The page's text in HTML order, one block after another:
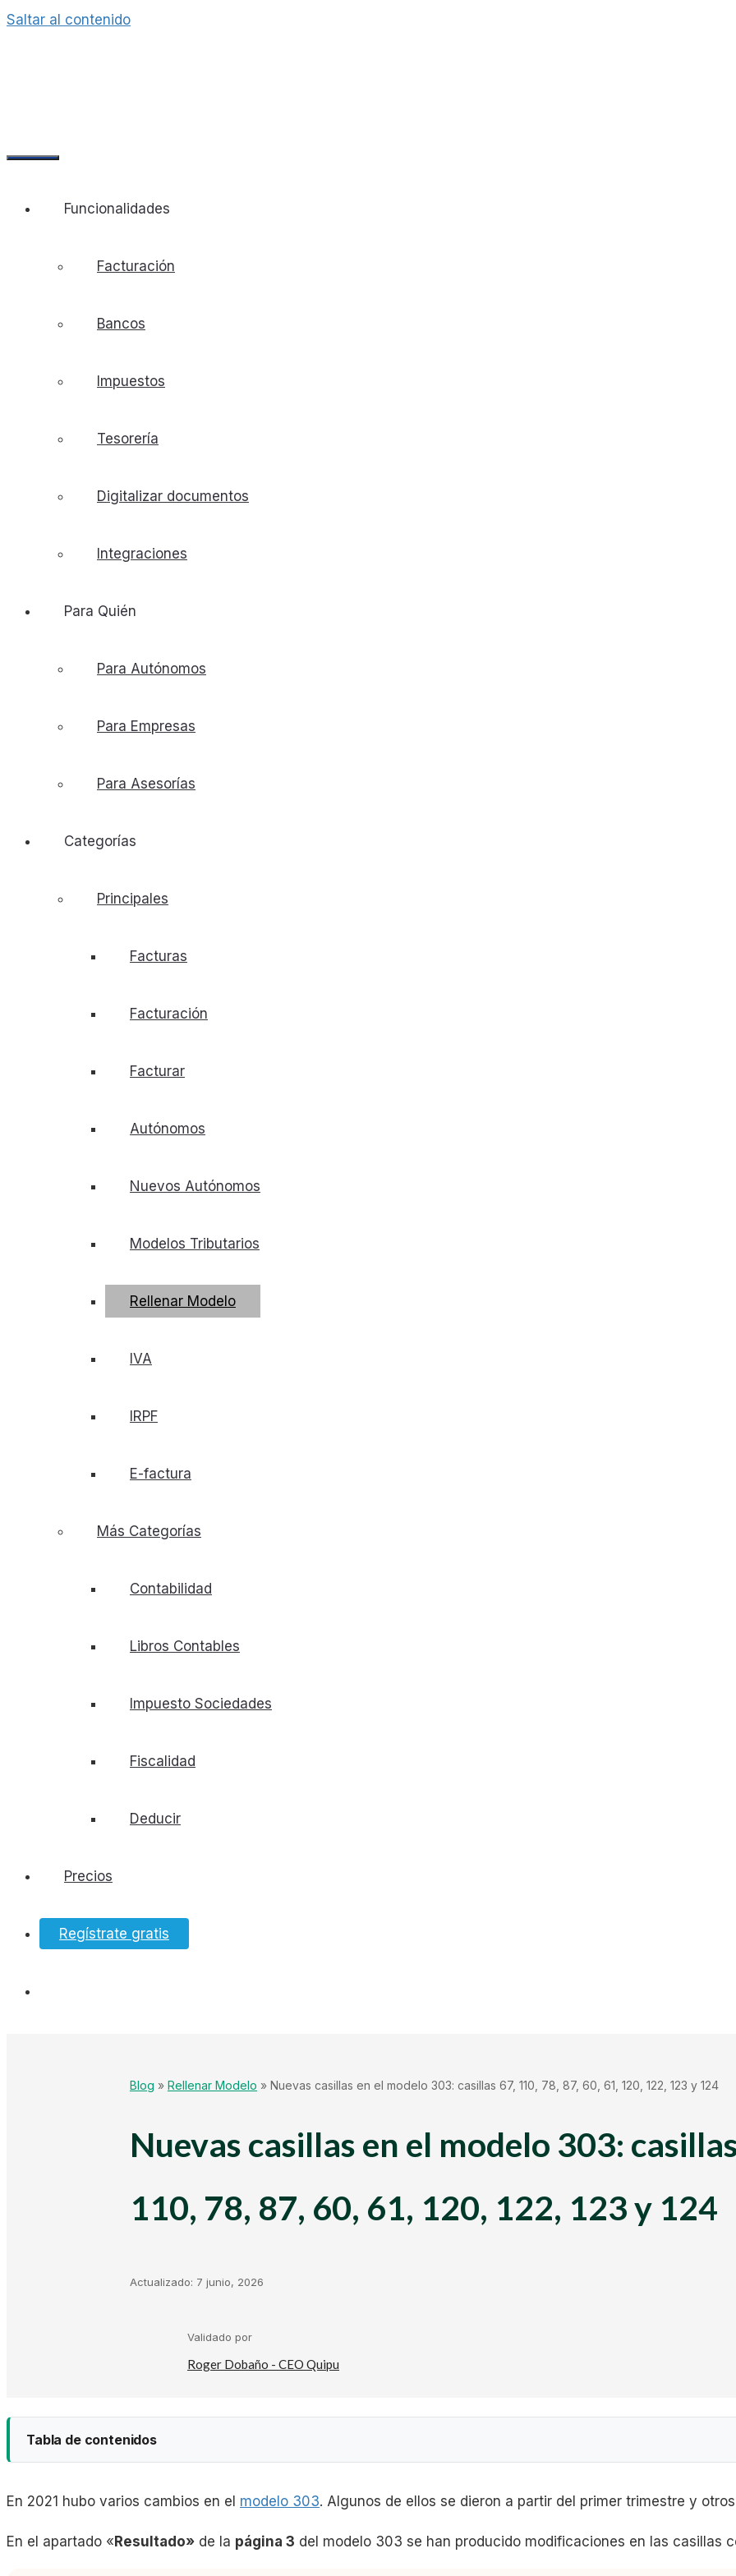
Saltar al contenido
Funcionalidades
Facturación
Bancos
Impuestos
Tesorería
Digitalizar documentos
Integraciones
Para Quién
Para Autónomos
Para Empresas
Para Asesorías
Categorías
Principales
Facturas
Facturación
Facturar
Autónomos
Nuevos Autónomos
Modelos Tributarios
Rellenar Modelo
IVA
IRPF
E-factura
Más Categorías
Contabilidad
Libros Contables
Impuesto Sociedades
Fiscalidad
Deducir
Bancos
Kit Digital
Plantillas Facturación
Plantillas Negocio
Laboral
Precios
Regístrate gratis
Blog » Rellenar Modelo » Nuevas casillas en el modelo 303: casillas 67, 110, 78, 87, 60, 61, 120, 122, 123 y 124
Nuevas casillas en el modelo 303:
110, 78, 87, 60, 61, 120, 122, 123 y 124
Actualizado: 7 junio, 2026
Validado por
Roger Dobaño - CEO Quipu
Tabla de contenidos
Casilla 67: cuotas a compensar pendientes de periodos anteriores
Casilla 110: (ex casilla 67)
En 2021 hubo varios cambios en el modelo 303. Algunos de ellos se dieron a partir del primer trimestre y
En el apartado «Resultado» de la página 3 del modelo 303 se han producido modificaciones en las casillas